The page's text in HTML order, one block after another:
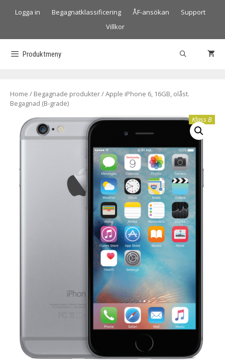
Logga in Begagnatklassificering ÅF-ansökan
Support
Villkor
Produktmeny
Home / Begagnade produkter/ Apple iPhone 6, 16GB, olåst.
Begagnad (B-grade)
Klass B